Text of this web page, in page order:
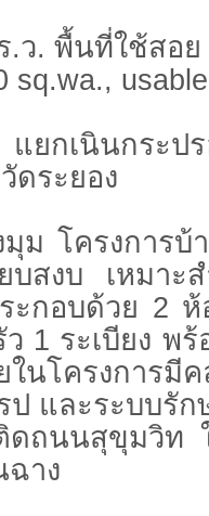
ว. พื้นที่ใช้สอย
sq.wa.,
ยกเนินกระป
ดระยอง
มุม โครงการ
ยบสงบ เหมา
ะกอบด้วย 2
1 ระเบียง พ
นโครงการมี
ป และระบบรั
ดถนนสุขุมวิท
าง